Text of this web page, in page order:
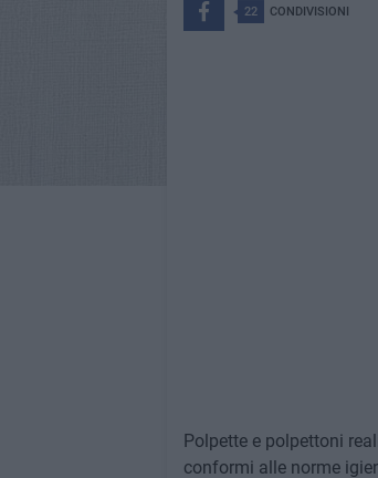
22 CONDIVISIONI
Polpette e polpettoni
conformi alle norme